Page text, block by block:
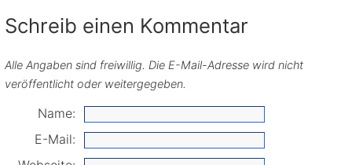
Schreib einen Kommentar
Alle Angaben sind freiwillig. Die E-Mail-Adresse wird nicht
veröffentlicht oder weitergegeben.
Name:
E-Mail: